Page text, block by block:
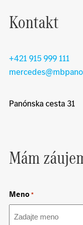
Kontakt
+421 915 999 111
Panónska cesta 31
Mám
Meno*